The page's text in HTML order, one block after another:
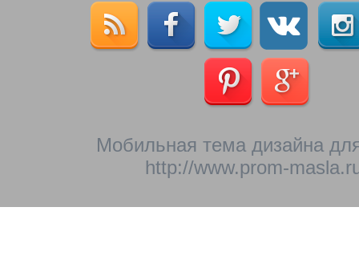
Мобильная тема дизайна
http://www.prom-